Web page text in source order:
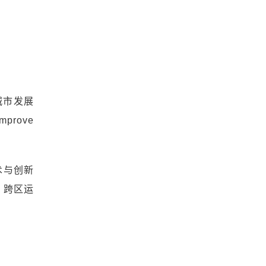
市发展
与创新
跨区运